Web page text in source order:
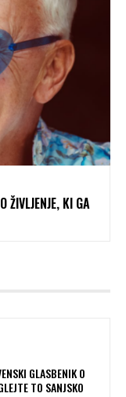
ŽIVLJENJE, KI GA
GLASBENIK O
TO SANJSKO